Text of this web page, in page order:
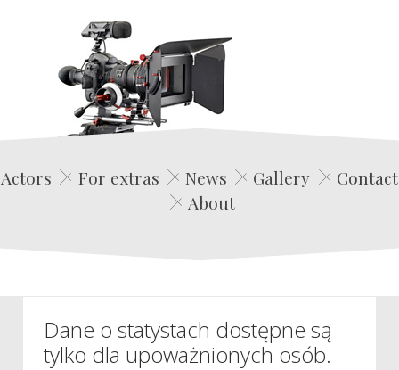
Edwin Film Agencja Aktorska
Actors For extras News Gallery
Contact
About
Dane o statystach dostępne są
tylko dla upoważnionych osób.